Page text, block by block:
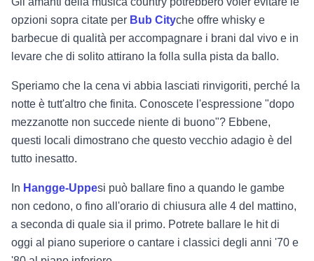
opzioni sopra citate per Bub Cityche offre whisky e
barbecue di qualità per accompagnare i brani dal vivo e in
levare che di solito attirano la folla sulla pista da ballo.
Speriamo che la cena vi abbia lasciati rinvigoriti, perché la
notte è tutt'altro che finita. Conoscete l'espressione "dopo
mezzanotte non succede niente di buono"? Ebbene,
questi locali dimostrano che questo vecchio adagio è del
tutto inesatto.
In Hangge-Uppesi può ballare fino a quando le gambe
non cedono, o fino all'orario di chiusura alle 4 del mattino,
a seconda di quale sia il primo. Potrete ballare le hit di
oggi al piano superiore o cantare i classici degli anni '70 e